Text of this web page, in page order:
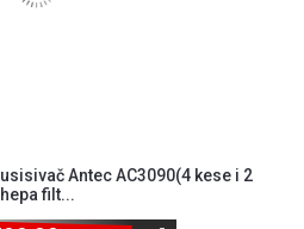
Antec AC3090(4 kese i 2
hepa filt...